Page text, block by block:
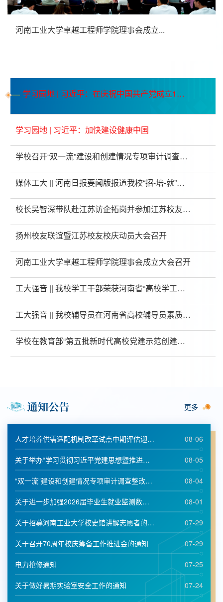
河南工业大学卓越工程师学院理事会成立...
学习园地 | 习近平：在庆祝中国共产党成立105
学习园地 | 习近平：加快建设健康中国
学校召开“双一流”建设和创建情况专项审计调查整
媒体工大 || 河南日报要闻版报道我校“招-培-就”全
校长吴智深带队赴江苏访企拓岗并参加江苏校友活
扬州校友联谊暨江苏校友校庆动员大会召开
河南工业大学卓越工程师学院理事会成立大会召开
工大强音 || 我校学工干部荣获河南省“高校学工先
工大强音 || 我校辅导员在河南省高校辅导员素质能
学校在教育部“第五批新时代高校党建示范创建和
更多
08-06
人才培养供需适配机制改革试点中期评估迎评协...
08-05
关于举办“学习贯彻习近平党建思想暨推进学校...
08-04
“双一流”建设和创建情况专项审计调查整改工...
08-01
关于进一步加强2026届毕业生就业监测数据核查...
07-29
关于招募河南工业大学校史馆讲解志愿者的通知
07-29
关于召开70周年校庆筹备工作推进会的通知
07-25
电力抢修通知
07-24
关于做好暑期实验室安全工作的通知